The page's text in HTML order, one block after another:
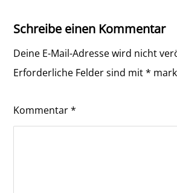
Schreibe einen Kommentar
Deine E-Mail-Adresse wird nicht
Erforderliche Felder sind mit*
Kommentar*